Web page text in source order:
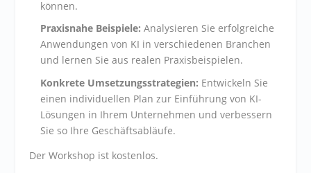
können.
Praxisnahe Beispiele: Analysieren Sie erfolgreiche
Anwendungen von KI in verschiedenen Branchen
und lernen Sie aus realen Praxisbeispielen.
Konkrete Umsetzungsstrategien: Entwickeln Sie
einen individuellen Plan zur Einführung von KI-
Lösungen in Ihrem Unternehmen und verbessern
Sie so Ihre Geschäftsabläufe.
Der Workshop ist kostenlos.